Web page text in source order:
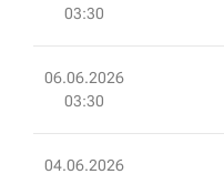
03:30
06.06.2026
03:30
04.06.2026